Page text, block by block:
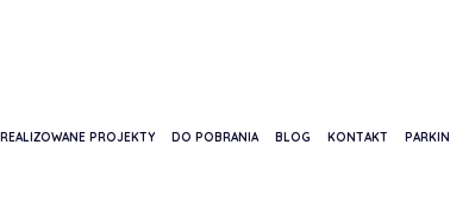
REALIZOWANE PROJEKTY DO POBRANIA BLOG KONTAKT